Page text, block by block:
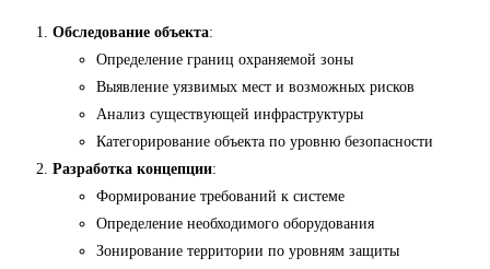
Обследование объекта:
Определение границ охраняемой зоны
Выявление уязвимых мест и возможных рисков
Анализ существующей инфраструктуры
Категорирование объекта по уровню безопасности
Разработка концепции:
Формирование требований к системе
Определение необходимого оборудования
Зонирование территории по уровням защиты